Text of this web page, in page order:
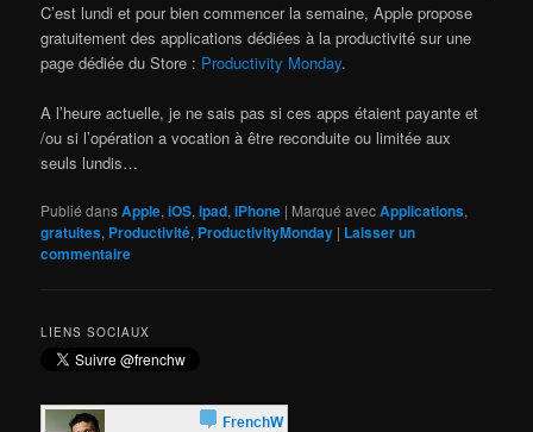
C’est lundi et pour bien commencer la semaine, Apple propose
gratuitement des applications dédiées à la productivité sur une
page dédiée du Store : Productivity Monday.
A l’heure actuelle, je ne sais pas si ces apps étaient payante et
/ou si l’opération a vocation à être reconduite ou limitée aux
seuls lundis…
Publié dansApple,iOS,ipad,iPhone | Marqué avecApplications,
gratuites, Productivité, ProductivityMonday | Laisser un
commentaire
LIENS SOCIAUX